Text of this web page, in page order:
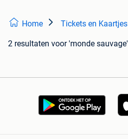
Home Tickets en Kaartjes
2 resultaten voor 'monde sauvage'